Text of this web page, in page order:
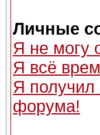
Личные
Я не могу
Я всё
Я получил
форума!